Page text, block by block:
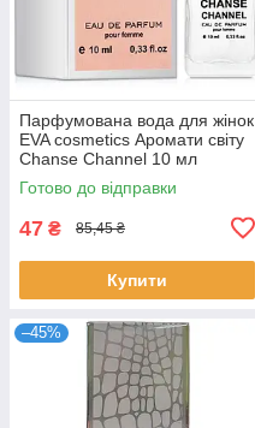
Парфумована вода для жінок
EVA cosmetics Аромати світу
Chanse Channel 10 мл
(01330100101)
Готово до відправки
47 ₴ 85,45 ₴
Купити
–45%